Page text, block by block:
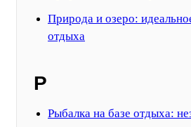
Природа и озеро:
отдыха
Р
Рыбалка на базе отдыха: